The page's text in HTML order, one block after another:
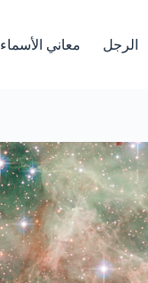
الرجل معاني الأسماء